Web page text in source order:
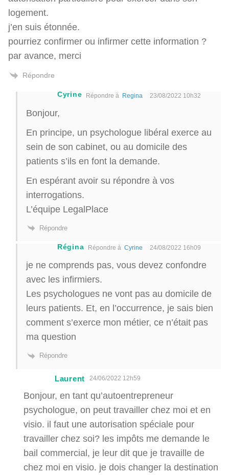
logement.
j’en suis étonnée.
pourriez confirmer ou infirmer cette information ?
par avance, merci
Répondre
Cyrine Répondre à Regina 23/08/2022 10h32
Bonjour,
En principe, un psychologue libéral exerce au
sein de son cabinet, ou au domicile des
patients s’ils en font la demande.
En espérant avoir su répondre à vos
interrogations.
L’équipe LegalPlace
Répondre
Régina Répondre àCyrine 24/08/2022 16h09
je ne comprends pas, vous devez confondre
avec les infirmiers.
Les psychologues ne vont pas au domicile de
leurs patients. Et, en l’occurrence, je sais bien
comment s’exerce mon métier, ce n’était pas
ma question
Répondre
Laurent 24/06/2022 12h59
Bonjour, en tant qu’autoentrepreneur
psychologue, on peut travailler chez moi et en
visio. il faut une autorisation spéciale pour
travailler chez soi? les impôts me demande le
bail commercial, je leur dit que je travaille de
chez moi en visio. je dois changer la destination